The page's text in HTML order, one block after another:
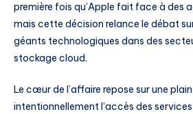
première fois qu’Apple fait face à des
mais cette décision relance le débat
géants technologiques dans des
stockage cloud.
Le cœur de l’affaire repose sur une
intentionnellement l’accès des